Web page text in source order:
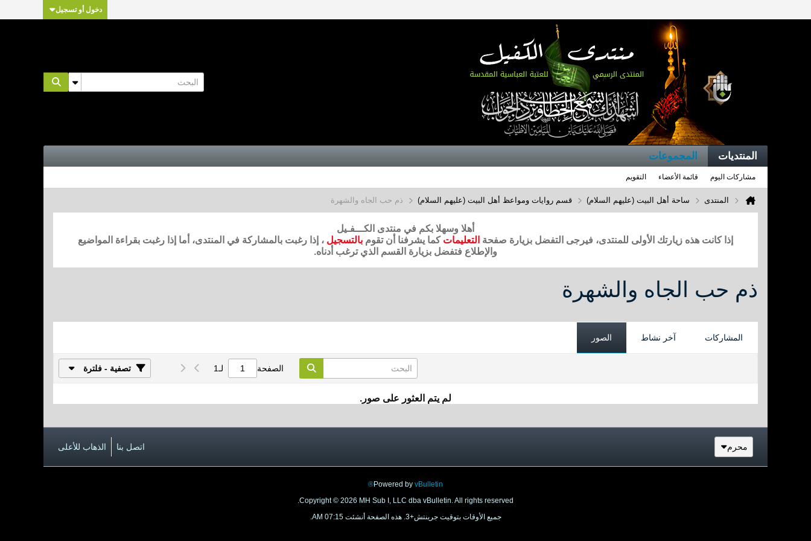
دخول أو تسجيل
المنتديات المجموعات
مشاركات اليوم قائمة الأعضاء التقويم
المنتدى ساحة أهل البيت (عليهم السلام) قسم روايات ومواعظ أهل البيت (عليهم السلام) ذم حب الجاه والشهرة
أهلا وسهلا بكم في منتدى الكـــفـيل
إذا كانت هذه زيارتك الأولى للمنتدى، فيرجى التفضل بزيارة صفحة التعليمات كما يشرفنا أن تقوم بالتسجيل ، إذا رغبت بالمشاركة في المنتدى، أما إذا رغبت بقراءة المواضيع
والإطلاع فتفضل بزيارة القسم الذي ترغب أدناه.
ذم حب الجاه والشهرة
المشاركات آخر نشاط الصور
الصفحة لـ1 تصفية - فلترة
لم يتم العثور على صور.
محرم اتصل بنا الذهاب للأعلى
Powered by vBulletin®
Copyright © 2026 MH Sub I, LLC dba vBulletin. All rights reserved.
جميع الأوقات بتوقيت جرينتش+3. هذه الصفحة أنشئت 07:15 AM.